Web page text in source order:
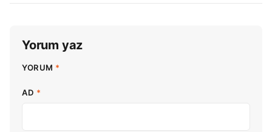
Yorum yaz
YORUM *
AD *